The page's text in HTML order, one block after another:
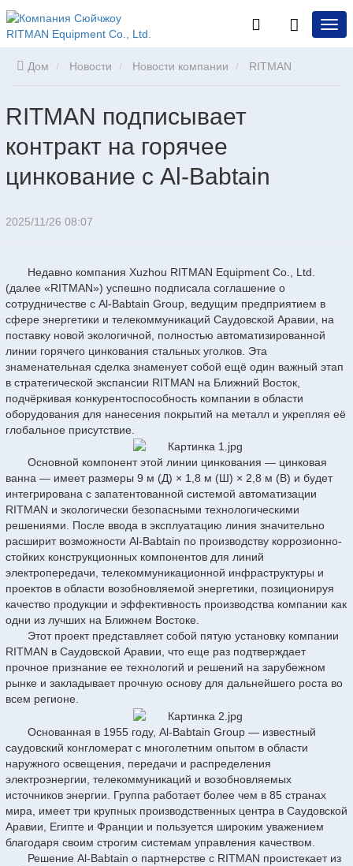
Дом Новости Новости компании
RITMAN подписывает
контракт на горячее
цинкование с Al-Babtain
2025/11/26 08:07
Недавно компания Xuzhou RITMAN Equipment Co., Ltd.
(далее «RITMAN») успешно подписала соглашение о
сотрудничестве с Al-Babtain Group, ведущим предприятием в
сфере энергетики и телекоммуникаций Саудовской Аравии, на
поставку новой экологичной, полностью автоматизированной
линии горячего цинкования стальных уголков. Эта
знаменательная сделка знаменует собой ещё один важный этап
в стратегической экспансии RITMAN на Ближний Восток,
подчёркивая конкурентоспособность компании в области
оборудования для нанесения покрытий на металл и укрепляя её
глобальное присутствие.
Основной компонент этой линии цинкования — цинковая
ванна — имеет размеры 9 м (Д) × 1,8 м (Ш) × 2,8 м (В) и будет
интегрирована с запатентованной системой автоматизации
RITMAN и экологически безопасными технологическими
решениями. После ввода в эксплуатацию линия значительно
расширит возможности Al-Babtain по производству коррозионно-
стойких конструкционных компонентов для линий
электропередачи, телекоммуникационной инфраструктуры и
проектов в области возобновляемой энергетики, позиционируя
качество продукции и эффективность производства компании как
одни из лучших на Ближнем Востоке.
Этот проект представляет собой пятую установку компании
RITMAN в Саудовской Аравии, что еще раз подтверждает
прочное признание ее технологий и решений на зарубежном
рынке и закладывает прочную основу для дальнейшего роста во
всем регионе.
Основанная в 1955 году, Al-Babtain Group — известный
саудовский конгломерат с многолетним опытом в области
наружного освещения, передачи и распределения
электроэнергии, телекоммуникаций и возобновляемых
источников энергии. Группа работает более чем в 85 странах
мира, имеет три крупных производственных центра в Саудовской
Аравии, Египте и Франции и пользуется широким уважением
благодаря своим строгим системам управления качеством.
Решение Al-Babtain о партнерстве с RITMAN проистекает из